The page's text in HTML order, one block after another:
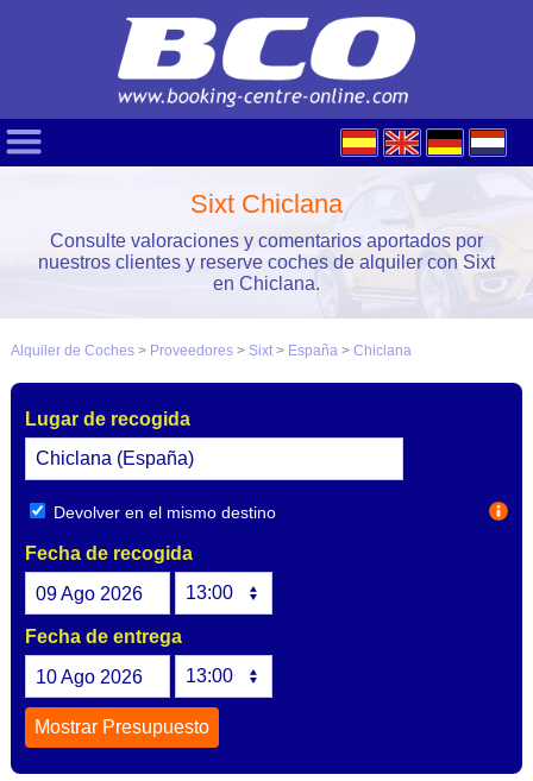
Sixt Chiclana
Consulte valoraciones y comentarios aportados por
nuestros clientes y reserve coches de alquiler con Sixt
en Chiclana.
Alquiler de Coches> Proveedores> Sixt> España > Chiclana
Lugar de recogida
Devolver en el mismo destino
Fecha de recogida
09Ago 2026
Fecha de entrega
10Ago 2026